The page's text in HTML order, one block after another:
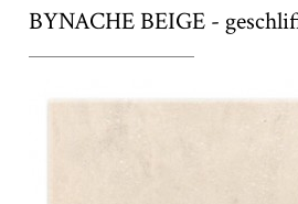
BYNACHE BEIGE -